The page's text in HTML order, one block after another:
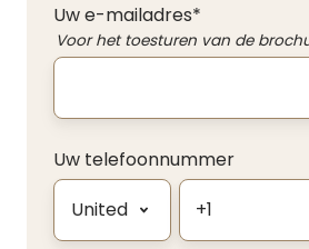
Uw e-mailadres*
Voor het toesturen van de
Uw telefoonnummer